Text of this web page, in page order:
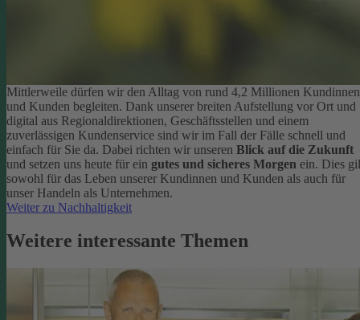
Mittlerweile dürfen wir den Alltag von rund 4,2 Millionen Kundinnen
und Kunden begleiten. Dank unserer breiten Aufstellung vor Ort und
digital aus Regionaldirektionen, Geschäftsstellen und einem
zuverlässigen Kundenservice sind wir im Fall der Fälle schnell und
einfach für Sie da. Dabei richten wir unseren Blick auf die Zukunft
und setzen uns heute für ein gutes und sicheres Morgen ein. Dies
sowohl für das Leben unserer Kundinnen und Kunden als auch für
unser Handeln als Unternehmen.
Weiter zu Nachhaltigkeit
Weitere interessante Themen